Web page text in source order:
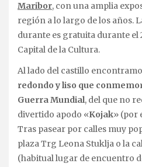
Maribor, con una amplia
región a lo largo de los años.
durante es gratuita durante el
Capital de la Cultura.
Al lado del castillo
redondo y liso que
Guerra Mundial, del que no
divertido apodo «Kojak» (por
Tras pasear por calles muy
plaza Trg Leona Stuklja o la
(habitual lugar de encuentro